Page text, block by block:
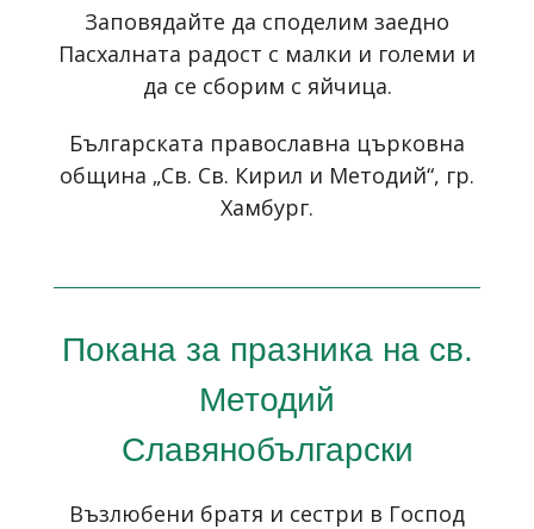
Заповядайте да споделим заедно
Пасхалната радост с малки и големи и
да се сборим с яйчица.
Българската православна църковна
община „Св. Св. Кирил и Методий“, гр.
Хамбург.
Покана за празника на св.
Методий
Славянобългарски
Възлюбени братя и сестри в Господ